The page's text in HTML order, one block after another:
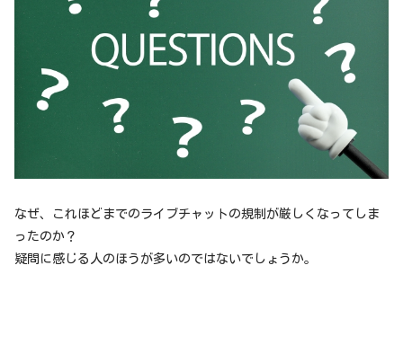
なぜ、これほどまでのライブチャットの規制が厳しくなってしま
ったのか？
疑問に感じる人のほうが多いのではないでしょうか。